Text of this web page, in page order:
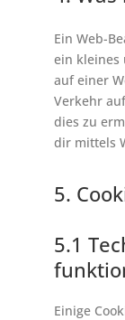
Ein Web-
ein kleines
auf einer
Verkehr
dies zu
dir mittels
5.
5.1
Einige